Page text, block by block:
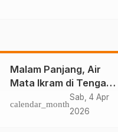
Malam Panjang, Air
Mata Ikram di Tengah
Konflik Halteng
calendar_month
Sab, 4 Apr
2026